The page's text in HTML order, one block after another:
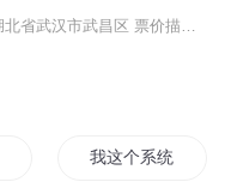
我这个系统是假